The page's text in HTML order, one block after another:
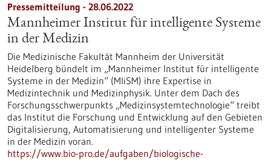
Pressemitteilung - 28.06.2022
Mannheimer Institut für intelligente Systeme
in der Medizin
Die Medizinische Fakultät Mannheim der Universität
Heidelberg bündelt im „Mannheimer Institut für intelligente
Systeme in der Medizin“ (MIiSM) ihre Expertise in
Medizintechnik und Medizinphysik. Unter dem Dach des
Forschungsschwerpunkts „Medizinsystemtechnologie“ treibt
das Institut die Forschung und Entwicklung auf den Gebieten
Digitalisierung, Automatisierung und intelligenter Systeme
in der Medizin voran.
https://www.bio-pro.de/aufgaben/biologische-